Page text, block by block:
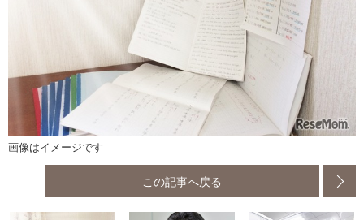
画像はイメージです
この記事へ戻る